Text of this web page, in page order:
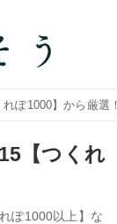
ぽ1000】から厳選！
【つくれ
ぽ1000以上】な